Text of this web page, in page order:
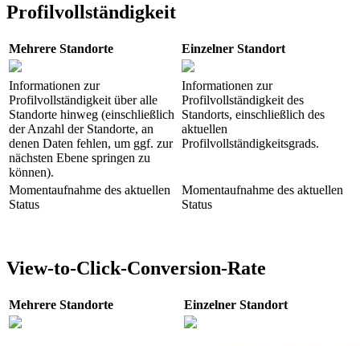
Profilvollständigkeit
Mehrere Standorte Einzelner Standort
Informationen zur
Profilvollständigkeit über alle
Standorte hinweg (einschließlich
der Anzahl der Standorte, an
denen Daten fehlen, um ggf. zur
nächsten Ebene springen zu
können).
Informationen zur
Profilvollständigkeit des
Standorts, einschließlich des
aktuellen
Profilvollständigkeitsgrads.
Momentaufnahme des aktuellen
Status
Momentaufnahme des aktuellen
Status
View-to-Click-Conversion-Rate
Mehrere Standorte Einzelner Standort